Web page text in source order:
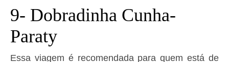
9- Dobradinha Cunha-
Paraty
Essa viagem é recomendada para quem está de